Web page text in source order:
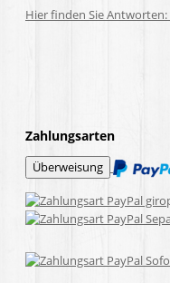
Hier finden Sie Antworten:
Zahlungsarten